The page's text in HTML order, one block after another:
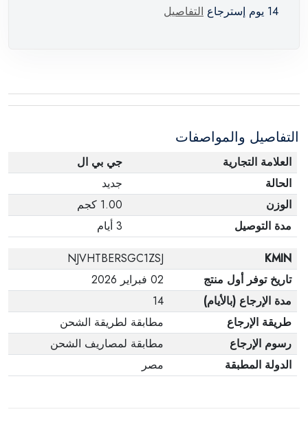
14 يوم إسترجاع التفاصيل
التفاصيل والمواصفات
العلامة التجارية
جي بي ال
الحالة
جديد
الوزن
1.00 كجم
مدة التوصيل
3 أيام
KMIN
NJVHTBERSGC1ZSJ
تاريخ توفر أول منتج
02 فبراير 2026
مدة الإرجاع (بالأيام)
14
طريقة الإرجاع
مطابقة لطريقة الشحن
رسوم الإرجاع
مطابقة لمصاريف الشحن
الدولة المطبقة
مصر